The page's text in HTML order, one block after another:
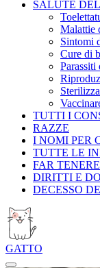
SALUTE
Malattie
Sintomi
Cure di
Parassiti
TUTTI I
RAZZE
I NOMI PER
TUTTE LE
FAR
DIRITTI E
DECESSO
GATTO